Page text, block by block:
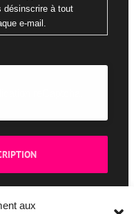
aux
désinscrire à tout
e-mail.
reCaptcha.